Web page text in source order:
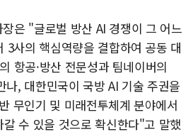
은 "글로벌 방산 AI 경쟁이 그 어느
3사의 핵심역량을 결합하여 공동 대
항공·방산 전문성과 팀네이버의
나, 대한민국이 국방 AI 기술 주권을
무인기 및 미래전투체계 분야에서
수 있을 것으로 확신한다"고 말했